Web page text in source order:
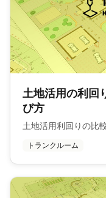
土地活用の利回
び方
土地活用利回りの比
トランクルーム